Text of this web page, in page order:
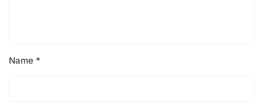
Name *